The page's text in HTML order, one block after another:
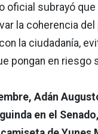
oficial subrayó que
la coherencia del
la ciudadanía,
pongan en riesgo
Adán
en el